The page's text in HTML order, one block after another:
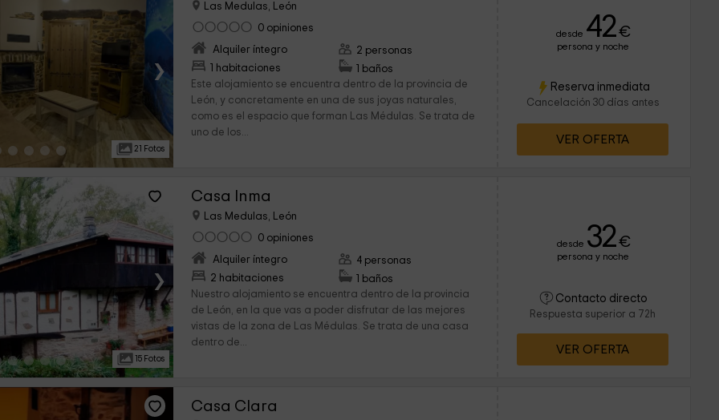
›
21 Fotos
Las Medulas, León
0 opiniones
Alquiler íntegro
1 habitaciones
2 personas
1 baños
Este alojamiento se encuentra dentro de la provincia de
León, y concretamente en una de sus joyas naturales,
como es el espacio que forman Las Médulas. Se trata de
uno de los...
desde 42€
persona y noche
Reserva inmediata
Cancelación 30 días antes
VER OFERTA
›
15 Fotos
Casa Inma
Las Medulas, León
0 opiniones
Alquiler íntegro
2 habitaciones
4 personas
1 baños
Nuestro alojamiento se encuentra dentro de la provincia
de León, en la que vas a poder disfrutar de las mejores
vistas de la zona de Las Médulas. Se trata de una casa
dentro de...
desde 32€
persona y noche
Contacto directo
Respuesta superior a 72h
VER OFERTA
Casa Clara